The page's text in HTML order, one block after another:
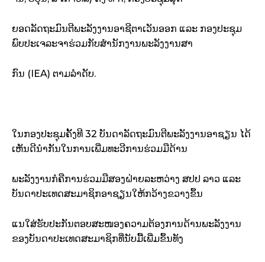
ຍອດລັດຖະມົນຕີພະລັງງານອາຊີຕາເວັນອອກ ແລະ ກອງປະຊຸມ
ພົບປະເຈລະຈາຮ່ວມກັບສຳນັກງານພະລັງງານສາ
ກົນ (IEA) ຕາມລຳດັບ.
ໃນກອງປະຊຸມຄັ້ງທີ 32 ບັນດາລັດຖະມົນຕີພະລັງງານອາຊຽນ ໄດ້
ເຫັນດີນຳກັນໃນການເພີ່ມທະວີການຮ່ວມມືດ້ານ
ພະລັງງານກໍຄືການຮ່ວມມືສອງຝ່າຍລະຫວ່າງ ສປປ ລາວ ແລະ
ບັນດາປະເທດສະມາຊິກອາຊຽນໃຫ້ກວ້າງຂວາງຂຶ້ນ
ແນໃສ່ຮັບປະກັນຕອບສະໜອງຄວາມຕ້ອງການດ້ານພະລັງງານ
ຂອງບັນດາປະເທດສະມາຊິກທີ່ນັບມື້ເພີ່ມຂຶ້ນທັງ